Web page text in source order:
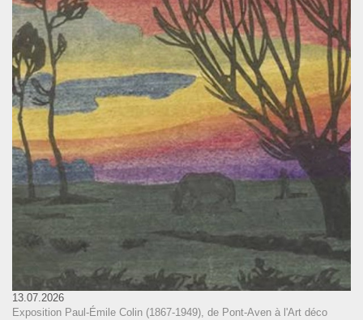
13.07.2026
Exposition Paul-Émile Colin (1867-1949), de Pont-Aven à l'Art déco